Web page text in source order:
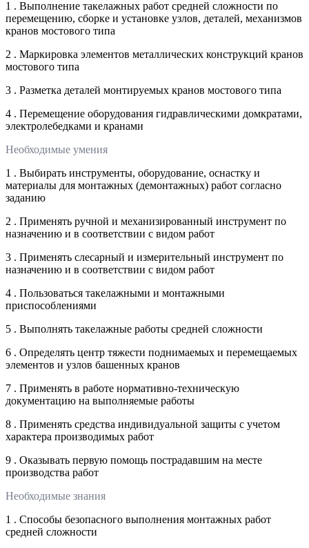
1 . Выполнение такелажных работ средней сложности по
перемещению, сборке и установке узлов, деталей, механизмов
кранов мостового типа
2 . Маркировка элементов металлических конструкций кранов
мостового типа
3 . Разметка деталей монтируемых кранов мостового типа
4 . Перемещение оборудования гидравлическими домкратами,
электролебедками и кранами
Необходимые умения
1 . Выбирать инструменты, оборудование, оснастку и
материалы для монтажных (демонтажных) работ согласно
заданию
2 . Применять ручной и механизированный инструмент по
назначению и в соответствии с видом работ
3 . Применять слесарный и измерительный инструмент по
назначению и в соответствии с видом работ
4 . Пользоваться такелажными и монтажными
приспособлениями
5 . Выполнять такелажные работы средней сложности
6 . Определять центр тяжести поднимаемых и перемещаемых
элементов и узлов башенных кранов
7 . Применять в работе нормативно-техническую
документацию на выполняемые работы
8 . Применять средства индивидуальной защиты с учетом
характера производимых работ
9 . Оказывать первую помощь пострадавшим на месте
производства работ
Необходимые знания
1 . Способы безопасного выполнения монтажных работ
средней сложности